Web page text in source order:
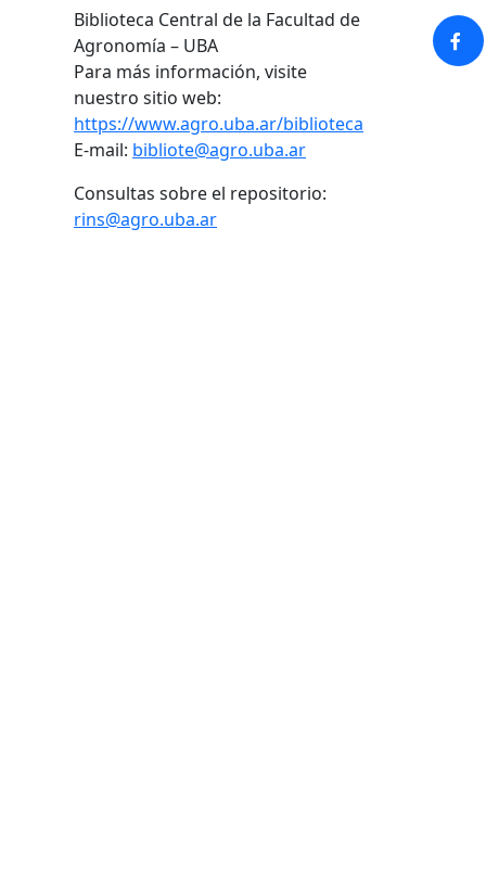
Biblioteca Central de la Facultad de
Agronomía – UBA
Para más información, visite
nuestro sitio web:
https://www.agro.uba.ar/biblioteca
E-mail: bibliote@agro.uba.ar
Consultas sobre el repositorio:
rins@agro.uba.ar